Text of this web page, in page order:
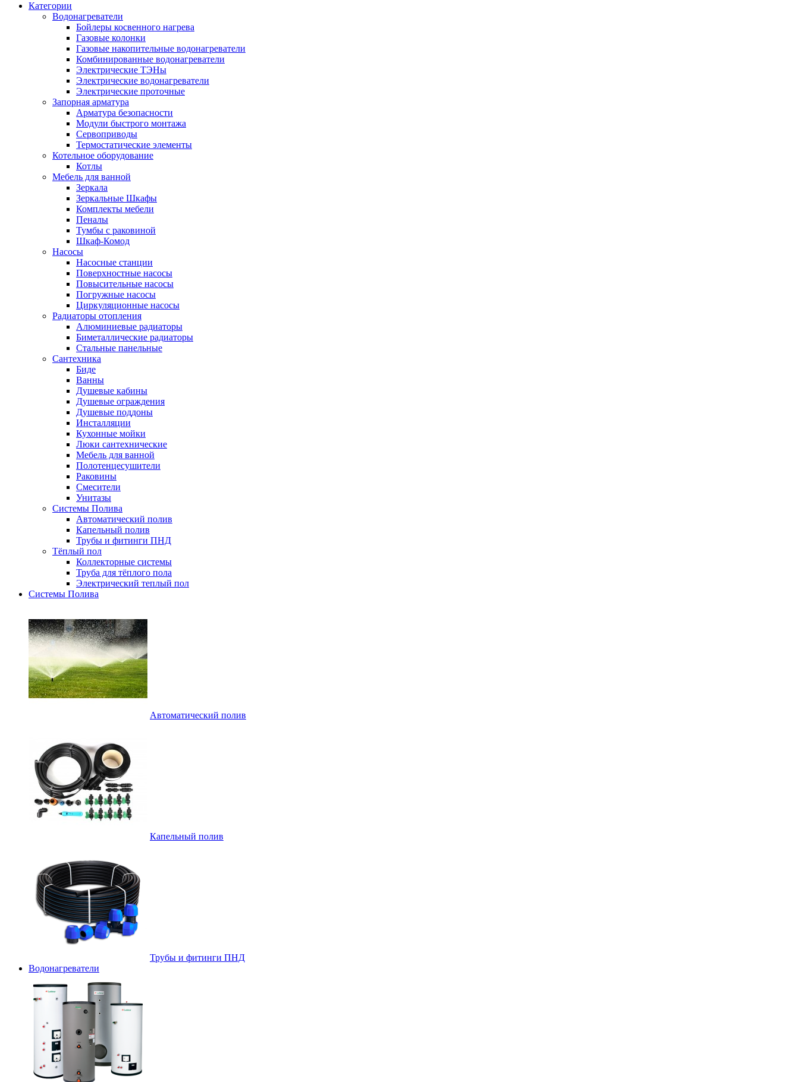
Категории
Водонагреватели
Бойлеры косвенного нагрева
Газовые колонки
Газовые накопительные водонагреватели
Комбинированные водонагреватели
Электрические ТЭНы
Электрические водонагреватели
Электрические проточные
Запорная арматура
Арматура безопасности
Модули быстрого монтажа
Сервоприводы
Термостатические элементы
Котельное оборудование
Котлы
Мебель для ванной
Зеркала
Зеркальные Шкафы
Комплекты мебели
Пеналы
Тумбы с раковиной
Шкаф-Комод
Насосы
Насосные станции
Поверхностные насосы
Повысительные насосы
Погружные насосы
Циркуляционные насосы
Радиаторы отопления
Алюминиевые радиаторы
Биметаллические радиаторы
Стальные панельные
Сантехника
Биде
Ванны
Душевые кабины
Душевые ограждения
Душевые поддоны
Инсталляции
Кухонные мойки
Люки сантехнические
Мебель для ванной
Полотенцесушители
Раковины
Смесители
Унитазы
Системы Полива
Автоматический полив
Капельный полив
Трубы и фитинги ПНД
Тёплый пол
Коллекторные системы
Труба для тёплого пола
Электрический теплый пол
Системы Полива
Автоматический полив
Капельный полив
Трубы и фитинги ПНД
Водонагреватели